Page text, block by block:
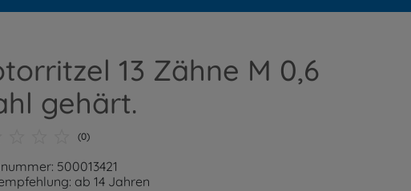
13 Zähne M 0,6
gehärt.
(0)
500013421
ab 14 Jahren